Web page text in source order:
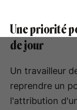
Une priorité
de jour
Un travailleur
reprendre un
l'attribution